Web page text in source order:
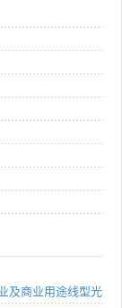
及商业用途线型光